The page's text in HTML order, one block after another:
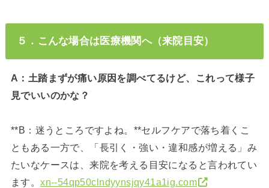
５．こんな場合は医療機関へ（来院目安）
A：土踏まずが痛い原因を調べてるけど、これって様子
見でいいのかな？
**B：迷うところですよね。**セルフケアで落ち着くこ
ともある一方で、「長引く・強い・違和感が増える」み
たいなケースは、来院を考える目安になると言われてい
ます。xn--54qp50clndyynsjqy41a1ig.com